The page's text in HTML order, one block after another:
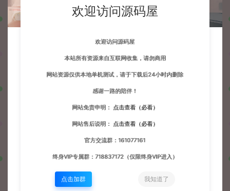
欢迎访问源码屋
欢迎访问源码屋
本站所有资源来自互联网收集，请勿商用
网站资源仅供本地单机测试，请于下载后24小时内删除
感谢一路的陪伴！
网站免责申明： 点击查看（必看）
网站售后说明： 点击查看（必看）
官方交流群：161077161
终身VIP专属群：718837172（仅限终身VIP进入）
点击加群 我知道了